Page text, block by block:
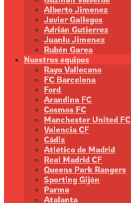
Alberto Jimenez
Javier Gallegos
Adrián Gutierrez
Juanlu Jimenez
Rubén Garea
Nuestros equipos
Rayo Vallecano
FC Barcelona
Ford
Arandina FC
Cosmos FC
Manchester United FC
Valencia CF
Cádiz
Atlético de Madrid
Real Madrid CF
Queens Park Rangers
Sporting Gijón
Parma
Atalanta